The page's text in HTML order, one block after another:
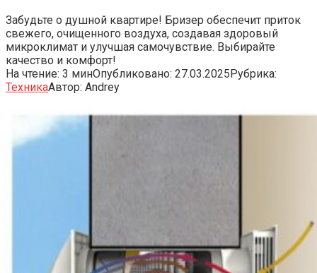
Забудьте о душной квартире! Бризер обеспечит приток
свежего, очищенного воздуха, создавая здоровый
микроклимат и улучшая самочувствие. Выбирайте
качество и комфорт!
На чтение: 3 минОпубликовано: 27.03.2025Рубрика:
ТехникаАвтор: Andrey